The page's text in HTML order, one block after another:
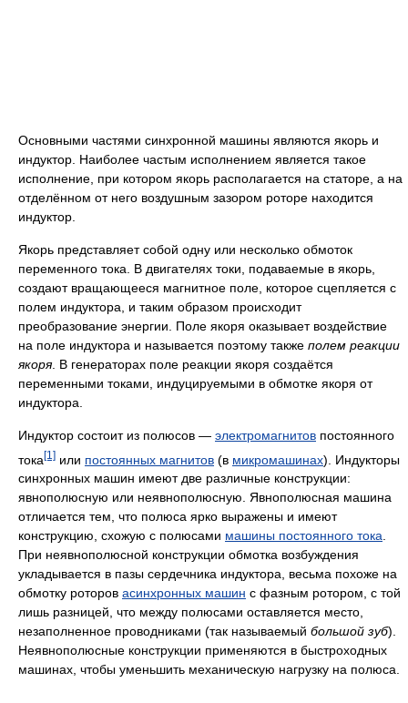
Основными частями синхронной машины являются якорь и
индуктор. Наиболее частым исполнением является такое
исполнение, при котором якорь располагается на статоре, а на
отделённом от него воздушным зазором роторе находится
индуктор.
Якорь представляет собой одну или несколько обмоток
переменного тока. В двигателях токи, подаваемые в якорь,
создают вращающееся магнитное поле, которое сцепляется с
полем индуктора, и таким образом происходит
преобразование энергии. Поле якоря оказывает воздействие
на поле индуктора и называется поэтому также полем реакции
якоря. В генераторах поле реакции якоря создаётся
переменными токами, индуцируемыми в обмотке якоря от
индуктора.
Индуктор состоит из полюсов — электромагнитов постоянного
тока[1] или постоянных магнитов (в микромашинах). Индукторы
синхронных машин имеют две различные конструкции:
явнополюсную или неявнополюсную. Явнополюсная машина
отличается тем, что полюса ярко выражены и имеют
конструкцию, схожую с полюсами машины постоянного тока.
При неявнополюсной конструкции обмотка возбуждения
укладывается в пазы сердечника индуктора, весьма похоже на
обмотку роторов асинхронных машин с фазным ротором, с той
лишь разницей, что между полюсами оставляется место,
незаполненное проводниками (так называемый большой зуб).
Неявнополюсные конструкции применяются в быстроходных
машинах, чтобы уменьшить механическую нагрузку на полюса.